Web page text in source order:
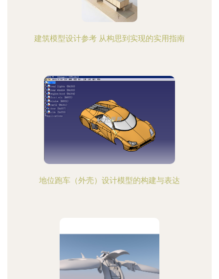
建筑模型设计参考 从构思到实现的实用指南
地位跑车（外壳）设计模型的构建与表达